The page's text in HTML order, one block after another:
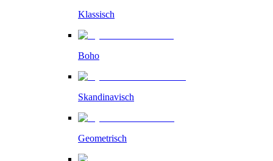
Klassisch
Boho
Skandinavisch
Geometrisch